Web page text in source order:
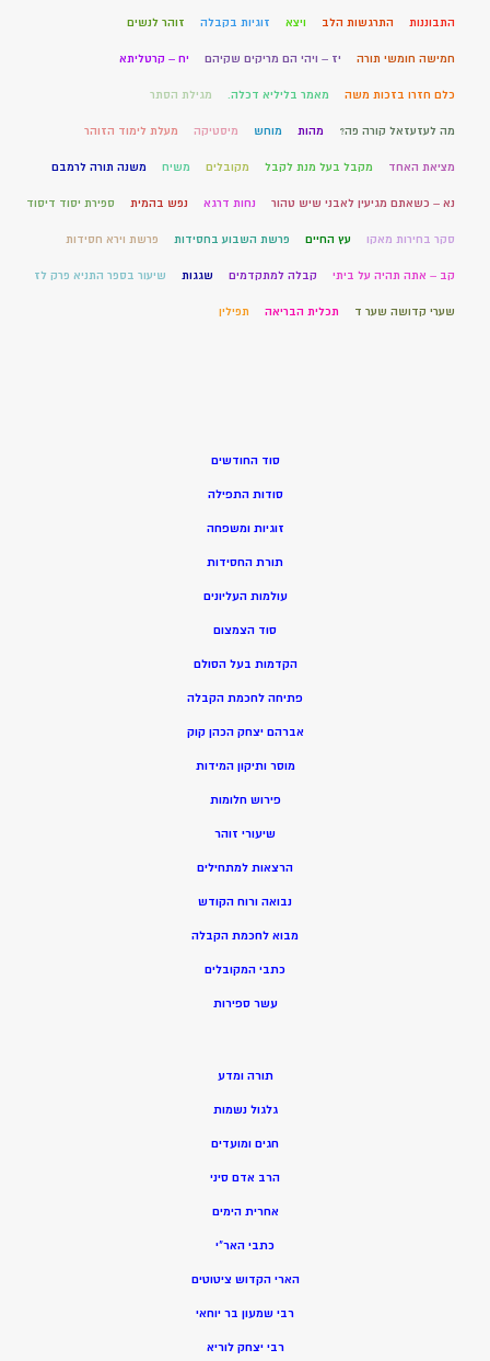
התבוננות התרגשות הלב ויצא זוגיות בקבלה זוהר לנשים
חמישה חומשי תורה יז – ויהי הם מריקים שקיהם יח – קרטליתא
כלם חזרו בזכות משה מאמר בליליא דכלה. מגילת הסתר
מה לעזעזאל קורה פה? מהות מוחש מיסטיקה מעלת לימוד הזוהר
מציאת האחד מקבל בעל מנת לקבל מקובלים משיח משנה תורה לרמבם
נא – כשאתם מגיעין לאבני שיש טהור נחות דרגא נפש בהמית ספירת יסוד דיסוד
סקר בחירות מאקו עץ החיים פרשת השבוע בחסידות פרשת וירא חסידות
קב – אתה תהיה על ביתי קבלה למתקדמים שגגות שיעור בספר התניא פרק לז
שערי קדושה שער ד תכלית הבריאה תפילין
סוד החודשים
סודות התפילה
זוגיות ומשפחה
תורת החסידות
עולמות העליונים
סוד הצמצום
הקדמות בעל הסולם
פתיחה לחכמת הקבלה
אברהם יצחק הכהן קוק
מוסר ותיקון המידות
פירוש חלומות
שיעורי זוהר
הרצאות למתחילים
נבואה ורוח הקודש
מבוא לחכמת הקבלה
כתבי המקובלים
עשר ספירות
תורה ומדע
גלגול נשמות
חגים ומועדים
הרב אדם סיני
אחרית הימים
כתבי האר”י
הארי הקדוש ציטוטים
רבי שמעון בר יוחאי
רבי יצחק לוריא